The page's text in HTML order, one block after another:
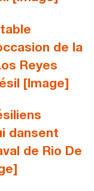
de la
Reyes
[Image]
dansent
de Rio De